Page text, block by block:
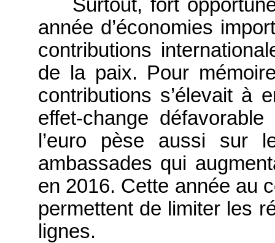
Surtout, fort
année d’économies
contributions
de la paix. Pour
contributions s’élevait à
effet-change
l’euro pèse aussi sur
ambassades qui
en 2016. Cette année au
permettent de limiter les
lignes.